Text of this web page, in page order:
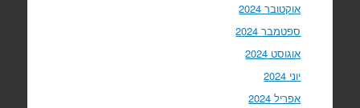
אוקטובר 2024
ספטמבר 2024
אוגוסט 2024
יוני 2024
אפריל 2024